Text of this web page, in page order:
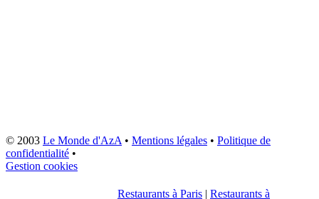
© 2003 Le Monde d'AzA• Mentions légales • Politique de
confidentialité •
Gestion cookies
Restaurants à Paris | Restaurants à